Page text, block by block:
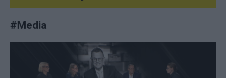
#Media